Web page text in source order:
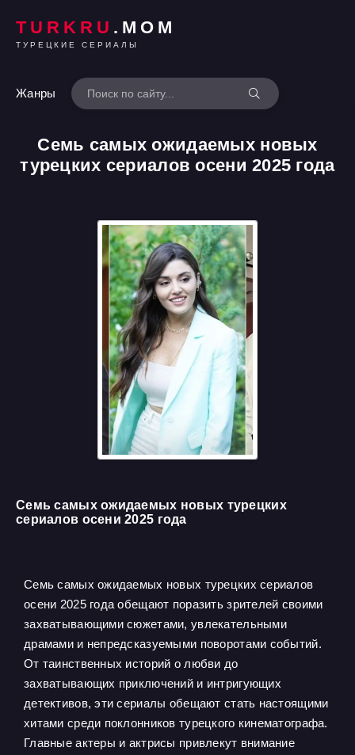
TURKRU .MOM
ТУРЕЦКИЕ СЕРИАЛЫ
Жанры
Семь самых ожидаемых новых
турецких сериалов осени 2025 года
Семь самых ожидаемых новых турецких
сериалов осени 2025 года
Семь самых ожидаемых новых турецких сериалов
осени 2025 года обещают поразить зрителей своими
захватывающими сюжетами, увлекательными
драмами и непредсказуемыми поворотами событий.
От таинственных историй о любви до
захватывающих приключений и интригующих
детективов, эти сериалы обещают стать настоящими
хитами среди поклонников турецкого кинематографа.
Главные актеры и актрисы привлекут внимание